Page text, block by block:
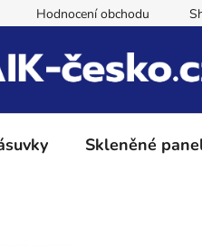
Hodnocení obchodu
Skleněné